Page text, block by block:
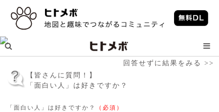
回答せずに結果をみる >>
【皆さんに質問！】
「面白い人」は好きですか？
「面白い人」は好きですか？ （必須）